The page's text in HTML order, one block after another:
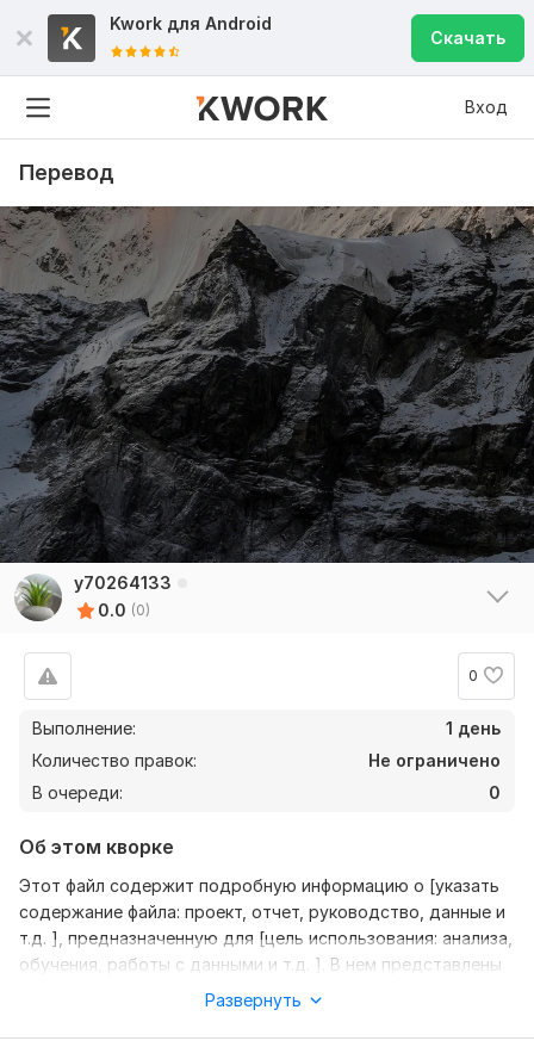
Kwork для Android
Скачать
Вход
Перевод
y70264133
0.0 (0)
0
Выполнение:
1 день
Количество правок:
Не ограничено
В очереди:
0
Об этом кворке
Этот файл содержит подробную информацию о [указать
содержание файла: проект, отчет, руководство, данные и
т.д. ], предназначенную для [цель использования: анализа,
обучения, работы с данными и т.д. ]. В нем представлены
[основные темы или разделы], что позволяет [опишите,
что позволяет сделать файл: изучить, понять,
использовать для дальнейшей работы]. Файл может быть
Развернуть